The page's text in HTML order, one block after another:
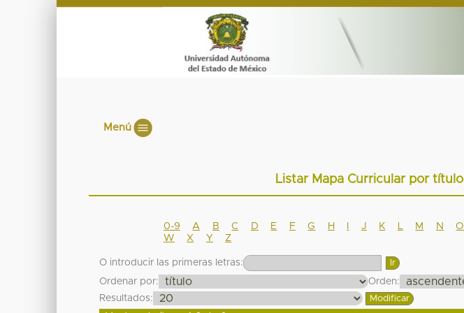
Menú
Listar Mapa Curricular por título
0-9 A B C D E F G H J K M N O
W
X Y Z
O introducir las primeras letras:
Ordenar por:
Orden:
Resultados: